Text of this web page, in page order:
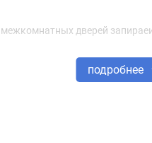
дверей
подробнее